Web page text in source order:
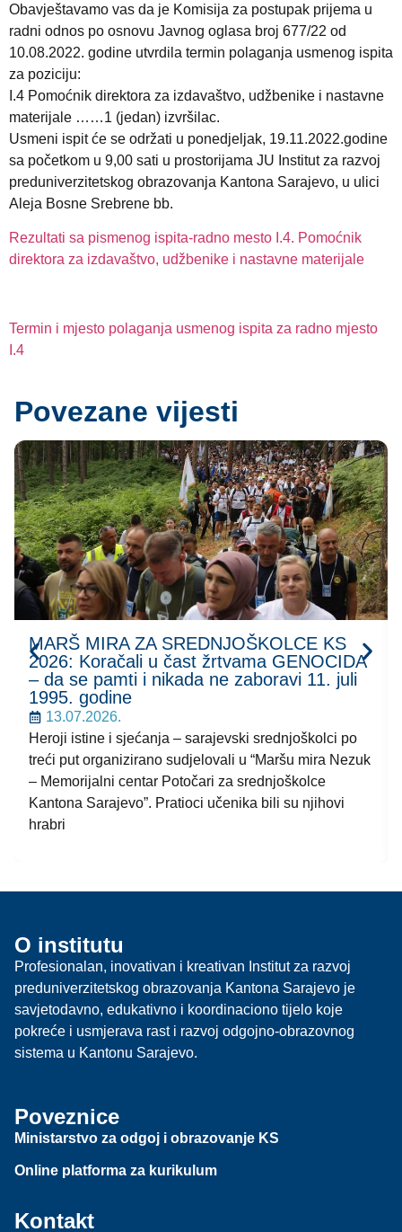
Obavještavamo vas da je Komisija za postupak prijema u
radni odnos po osnovu Javnog oglasa broj 677/22 od
10.08.2022. godine utvrdila termin polaganja usmenog ispita
za poziciju:
I.4 Pomoćnik direktora za izdavaštvo, udžbenike i nastavne
materijale ……1 (jedan) izvršilac.
Usmeni ispit će se održati u ponedjeljak, 19.11.2022.godine
sa početkom u 9,00 sati u prostorijama JU Institut za razvoj
preduniverzitetskog obrazovanja Kantona Sarajevo, u ulici
Aleja Bosne Srebrene bb.
Rezultati sa pismenog ispita-radno mesto I.4. Pomoćnik
direktora za izdavaštvo, udžbenike i nastavne materijale
Termin i mjesto polaganja usmenog ispita za radno mjesto
I.4
Povezane vijesti
MARŠ MIRA ZA SREDNJOŠKOLCE KS
2026: Koračali u čast žrtvama GENOCIDA
– da se pamti i nikada ne zaboravi 11. juli
1995. godine
13.07.2026.
Heroji istine i sjećanja – sarajevski srednjoškolci po
treći put organizirano sudjelovali u “Maršu mira Nezuk
– Memorijalni centar Potočari za srednjoškolce
Kantona Sarajevo”. Pratioci učenika bili su njihovi
hrabri
O institutu
Profesionalan, inovativan i kreativan Institut za razvoj
preduniverzitetskog obrazovanja Kantona Sarajevo je
savjetodavno, edukativno i koordinaciono tijelo koje
pokreće i usmjerava rast i razvoj odgojno-obrazovnog
sistema u Kantonu Sarajevo.
Poveznice
Ministarstvo za odgoj i obrazovanje KS
Online platforma za kurikulum
Kontakt